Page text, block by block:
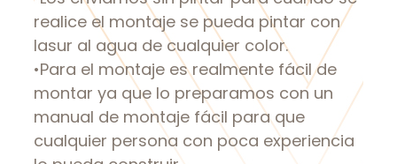
realice el montaje se pueda pintar con
lasur al agua de cualquier color.
•Para el montaje es realmente fácil de
montar ya que lo preparamos con un
manual de montaje fácil para que
cualquier persona con poca experiencia